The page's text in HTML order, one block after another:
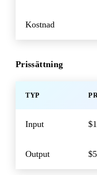
Kostnad
Prissättning
TYP
Input
Output